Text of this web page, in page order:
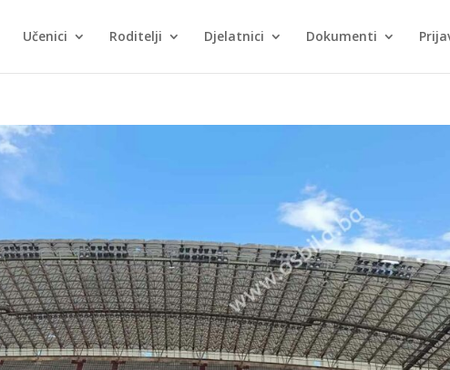
Učenici Roditelji Djelatnici Dokumenti